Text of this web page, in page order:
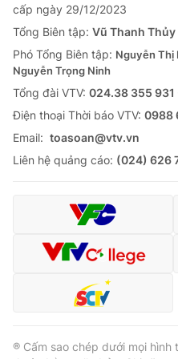
cấp ngày 29/12/2023
Tổng Biên tập: Vũ Thanh Thủy
Phó Tổng Biên tập: Nguyễn Thị
Nguyễn Trọng Ninh
Tổng đài VTV: 024.38 355
Ðiện thoại Thời báo VTV: 0988
Email: toasoan@vtv.vn
Liên hệ quảng cáo: (024) 626
® Cấm sao chép dưới mọi